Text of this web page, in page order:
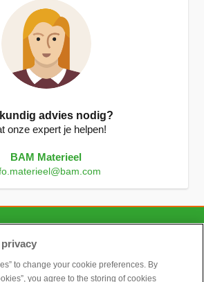
momenteel
pagina
advies nodig?
onze expert je helpen!
BAM Materieel
CONTACT
to change your cookie preferences. By
you agree to the storing of cookies